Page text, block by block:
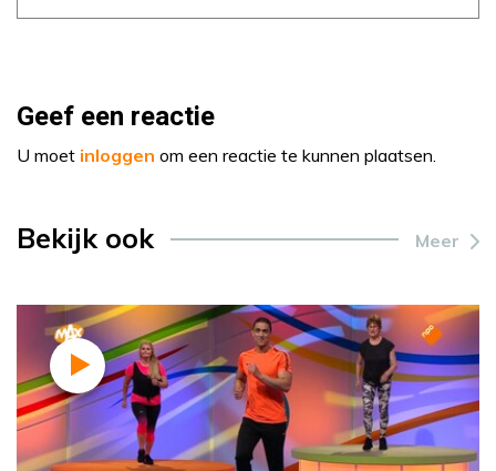
Geef een reactie
U moet inloggen om een reactie te kunnen plaatsen.
Bekijk ook Meer